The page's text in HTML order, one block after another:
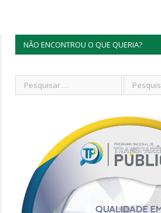
NÃO ENCONTROU O QUE QUERIA?